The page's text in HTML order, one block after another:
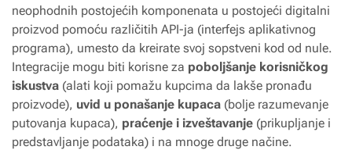
neophodnih postojećih komponenata u postojeći digitalni
proizvod pomoću različitih API-ja (interfejs aplikativnog
programa), umesto da kreirate svoj sopstveni kod od nule.
Integracije mogu biti korisne za poboljšanje korisničkog
iskustva (alati koji pomažu kupcima da lakše pronađu
proizvode), uvid u ponašanje kupaca (bolje razumevanje
putovanja kupaca), praćenje i izveštavanje (prikupljanje i
predstavljanje podataka) i na mnoge druge načine.